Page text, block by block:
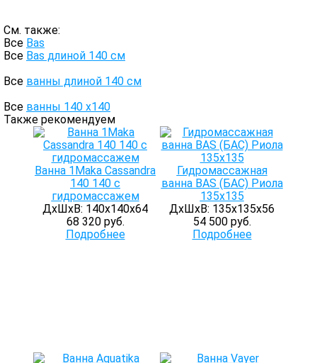
См. также:
Все Bas
Все Bas длиной 140 см
Все ванны длиной 140 см
Все ванны 140 х140
Также рекомендуем
Ванна 1Maka Cassandra
140 140 с
гидромассажем
ДхШхВ: 140х140х64
68 320 руб.
Подробнее
Гидромассажная
ванна BAS (БАС) Риола
135х135
ДхШхВ: 135х135х56
54 500 руб.
Подробнее